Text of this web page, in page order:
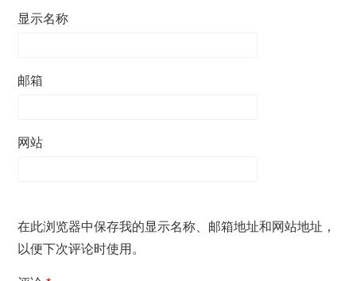
显示名称
邮箱
网站
在此浏览器中保存我的显示名称、邮箱地址和网站地址，
以便下次评论时使用。